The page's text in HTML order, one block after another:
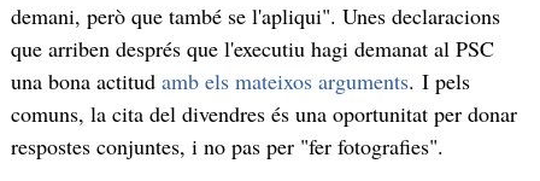
demani, però que també se l'apliqui". Unes declaracions
que arriben després que l'executiu hagi demanat al PSC
una bona actitud amb els mateixos arguments. I pels
comuns, la cita del divendres és una oportunitat per donar
respostes conjuntes, i no pas per "fer fotografies".